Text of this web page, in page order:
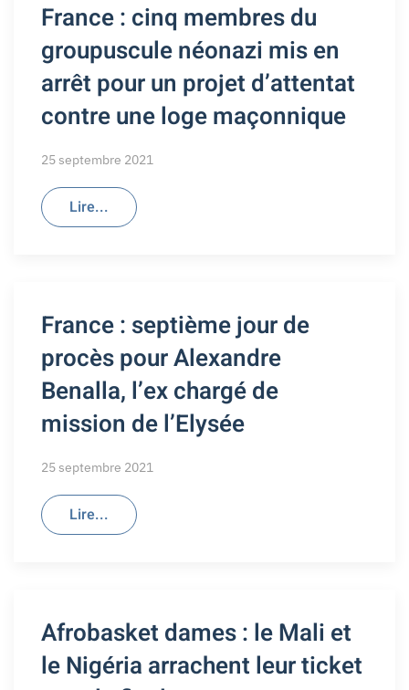
France : cinq membres du
groupuscule néonazi mis en
arrêt pour un projet d’attentat
contre une loge maçonnique
25 septembre 2021
Lire...
France : septième jour de
procès pour Alexandre
Benalla, l’ex chargé de
mission de l’Elysée
25 septembre 2021
Lire...
Afrobasket dames : le Mali et
le Nigéria arrachent leur ticket